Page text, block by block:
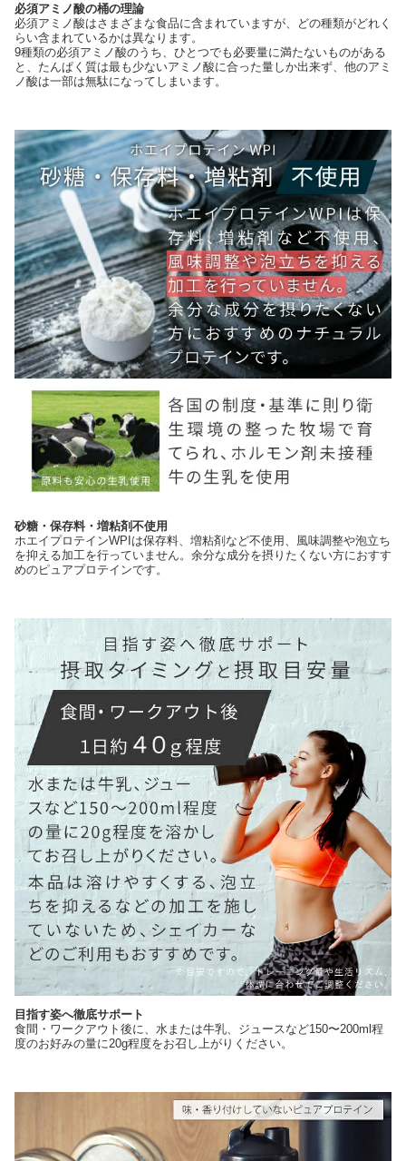
必須アミノ酸の桶の理論
必須アミノ酸はさまざまな食品に含まれていますが、どの種類がどれく
らい含まれているかは異なります。
9種類の必須アミノ酸のうち、ひとつでも必要量に満たないものがある
と、たんぱく質は最も少ないアミノ酸に合った量しか出来ず、他のアミ
ノ酸は一部は無駄になってしまいます。
砂糖・保存料・増粘剤不使用
ホエイプロテインWPIは保存料、増粘剤など不使用、風味調整や泡立ち
を抑える加工を行っていません。余分な成分を摂りたくない方におすす
めのピュアプロテインです。
目指す姿へ徹底サポート
食間・ワークアウト後に、水または牛乳、ジュースなど150〜200ml程
度のお好みの量に20g程度をお召し上がりください。